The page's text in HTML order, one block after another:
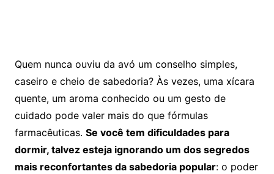
Quem nunca ouviu da avó um conselho simples,
caseiro e cheio de sabedoria? Às vezes, uma xícara
quente, um aroma conhecido ou um gesto de
cuidado pode valer mais do que fórmulas
farmacêuticas. Se você tem dificuldades para
dormir, talvez esteja ignorando um dos segredos
mais reconfortantes da sabedoria popular: o poder